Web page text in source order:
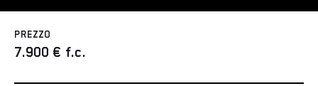
PREZZO
7.900 € f.c.